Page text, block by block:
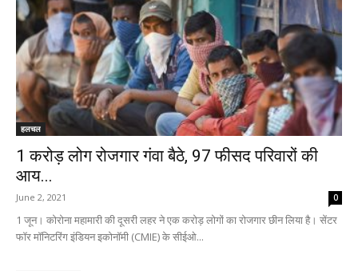
हलचल
1 करोड़ लोग रोजगार गंवा बैठे, 97 फीसद परिवारों की
आय...
June 2, 2021 0
1 जून। कोरोना महामारी की दूसरी लहर ने एक करोड़ लोगों का रोजगार छीन लिया है। सेंटर
फॉर मॉनिटरिंग इंडियन इकोनॉमी (CMIE) के सीईओ...